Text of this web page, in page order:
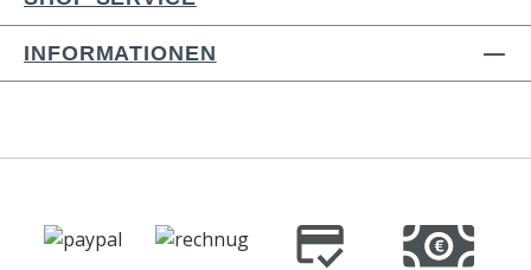
INFORMATIONEN